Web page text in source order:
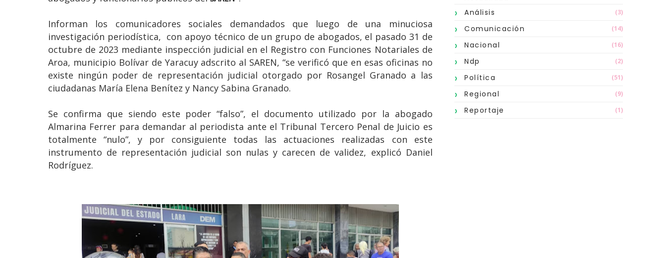
Informan los comunicadores sociales demandados que luego de una minuciosa
investigación periodística, con apoyo técnico de un grupo de abogados, el pasado 31 de
octubre de 2023 mediante inspección judicial en el Registro con Funciones Notariales de
Aroa, municipio Bolívar de Yaracuy adscrito al SAREN, “se verificó que en esas oficinas no
existe ningún poder de representación judicial otorgado por Rosangel Granado a las
ciudadanas María Elena Benítez y Nancy Sabina Granado.
Se confirma que siendo este poder “falso”, el documento utilizado por la abogado
Almarina Ferrer para demandar al periodista ante el Tribunal Tercero Penal de Juicio es
totalmente “nulo”, y por consiguiente todas las actuaciones realizadas con este
instrumento de representación judicial son nulas y carecen de validez, explicó Daniel
Rodríguez.
Análisis (3)
Comunicación (14)
Nacional (16)
Ndp (2)
Política (51)
Regional (9)
Reportaje (1)